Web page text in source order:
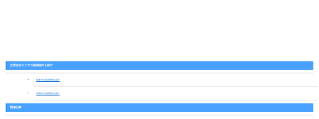
主要担当エリアの賃貸物件を探す
知多市の賃貸物件を探す
常滑市の賃貸物件を探す
関連記事